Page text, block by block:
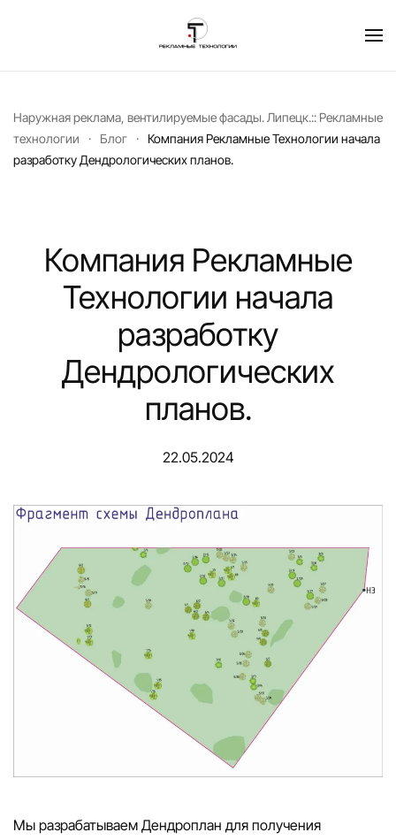
Перейти к содержимому
Наружная реклама, вентилируемые фасады. Липецк.:: Рекламные
технологии
Блог
Компания Рекламные Технологии начала
разработку Дендрологических планов.
Компания Рекламные
Технологии начала
разработку
Дендрологических
планов.
22.05.2024
Мы разрабатываем Дендроплан для получения